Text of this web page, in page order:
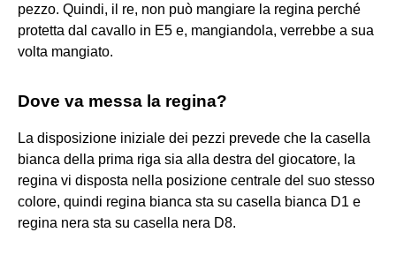
pezzo. Quindi, il re, non può mangiare la regina perché
protetta dal cavallo in E5 e, mangiandola, verrebbe a sua
volta mangiato.
Dove va messa la regina?
La disposizione iniziale dei pezzi prevede che la casella
bianca della prima riga sia alla destra del giocatore, la
regina vi disposta nella posizione centrale del suo stesso
colore, quindi regina bianca sta su casella bianca D1 e
regina nera sta su casella nera D8.